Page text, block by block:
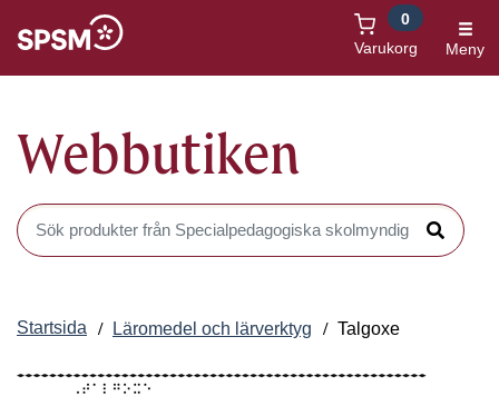
Varukorg
0
Meny
Webbutiken
Sök produkter i Webbutiken
Sök
Startsida Läromedel och lärverktyg Talgoxe